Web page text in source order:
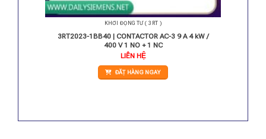
KHỞI ĐỘNG TỪ ( 3RT )
3RT2023-1BB40 | CONTACTOR AC-3 9 A 4 kW /
400 V 1 NO + 1 NC
LIÊN HỆ
ĐẶT HÀNG NGAY